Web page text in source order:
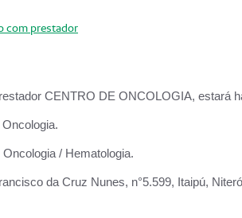
com prestador
CENTRO DE ONCOLOGIA, estará
Oncologia / Hematologia.
da Cruz Nunes, n°5.599, Itaipú,